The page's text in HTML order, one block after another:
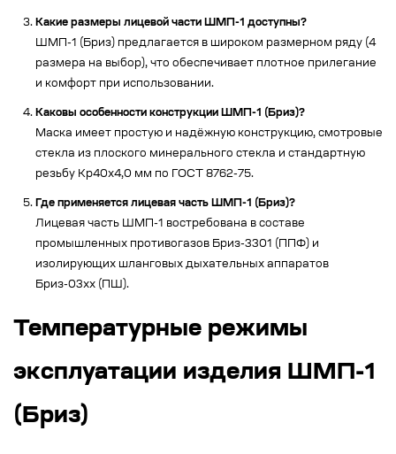
Какие размеры лицевой части ШМП-1 доступны?
ШМП-1 (Бриз) предлагается в широком размерном ряду (4
размера на выбор), что обеспечивает плотное прилегание
и комфорт при использовании.
Каковы особенности конструкции ШМП-1 (Бриз)?
Маска имеет простую и надёжную конструкцию, смотровые
стекла из плоского минерального стекла и стандартную
резьбу Кр40х4,0 мм по ГОСТ 8762-75.
Где применяется лицевая часть ШМП-1 (Бриз)?
Лицевая часть ШМП-1 востребована в составе
промышленных противогазов Бриз-3301 (ППФ) и
изолирующих шланговых дыхательных аппаратов
Бриз-03xx (ПШ).
Температурные режимы
эксплуатации изделия ШМП-1
(Бриз)